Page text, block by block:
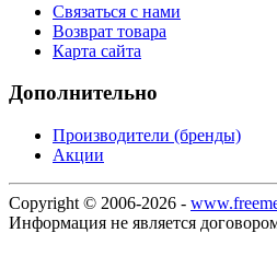
Связаться с нами
Возврат товара
Карта сайта
Дополнительно
Производители (бренды)
Акции
Copyright © 2006-2026 -
Информация не является